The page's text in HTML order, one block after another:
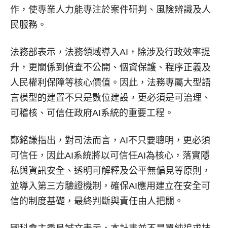
作，使專業人力能專注於案件研判、風險辨識及人
民服務。
法務部表示，法務領域導入AI，除涉及行政效率提
升，更關係到偵查不公開、個資保護、程序正義及
人民權利保障等核心價值。因此，法務專屬大型語
言模型的建置不只是數位建設，更必須是可治理、
可稽核、可信任政府AI系統的重要工程。
鄭銘謙指出，對司法而言，AI不只要聰明，更必須
可信任，因此AI系統將以可信任AI為核心，落實隱
私與資訊安全、透明可解釋及公平無偏見等原則，
並導入第三方驗證機制，確保AI應用建立在安全可
信的制度基礎，最終判斷與責任由人把關。